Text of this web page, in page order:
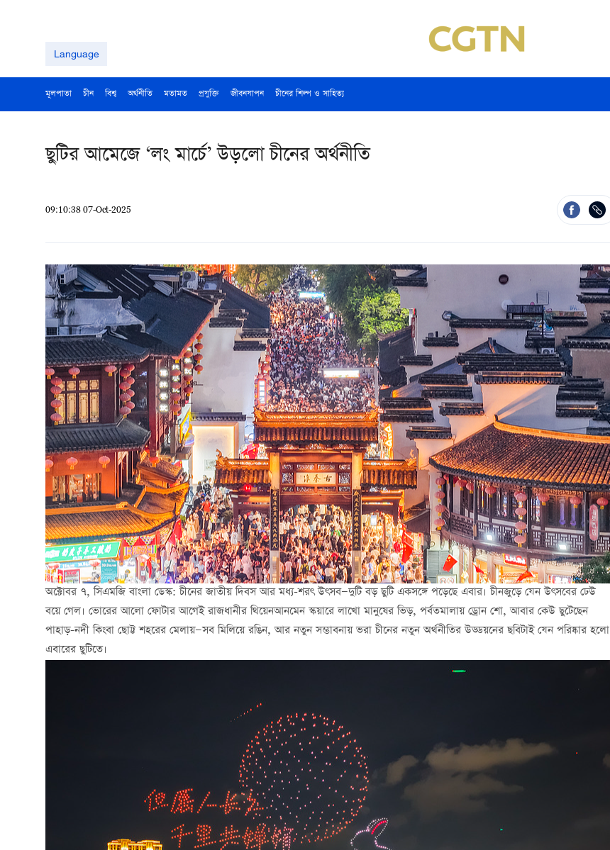
Language
মূলপাতা চীন বিশ্ব অর্থনীতি মতামত প্রযুক্তি জীবনযাপন চীনের শিল্প ও সাহিত্য
ছুটির আমেজে ‘লং মার্চে’ উড়লো চীনের অর্থনীতি
09:10:38 07-Oct-2025
অক্টোবর ৭, সিএমজি বাংলা ডেস্ক: চীনের জাতীয় দিবস আর মধ্য-শরৎ উৎসব—দুটি বড় ছুটি একসঙ্গে পড়েছে এবার। চীনজুড়ে যেন উৎসবের ঢেউ
বয়ে গেল। ভোরের আলো ফোটার আগেই রাজধানীর থিয়েনআনমেন স্কয়ারে লাখো মানুষের ভিড়, পর্বতমালায় ড্রোন শো, আবার কেউ ছুটেছেন
পাহাড়-নদী কিংবা ছোট্ট শহরের মেলায়—সব মিলিয়ে রঙিন, আর নতুন সম্ভাবনায় ভরা চীনের নতুন অর্থনীতির উড্ডয়নের ছবিটাই যেন পরিষ্কার হলো
এবারের ছুটিতে।